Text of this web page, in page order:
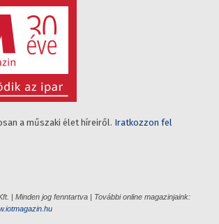
a műszaki élet híreiről. Iratkozzon fel
| Minden jog fenntartva | További online magazinjaink: